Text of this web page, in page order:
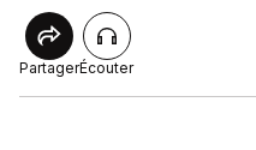
PartagerÉcouter